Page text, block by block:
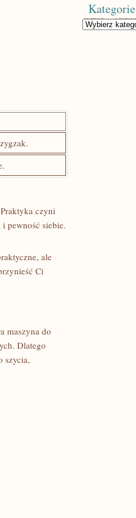
czyni
pewność siebie.
ale
Ci​
maszyna do
Dlatego
szycia,‌
Kategorie
Kategorie